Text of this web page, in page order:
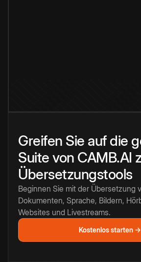
Greifen Sie auf die
Suite von CAMB.AI
Übersetzungstools
Beginnen Sie mit der Übersetzung
Dokumenten, Sprache, Bildern,
Websites und Livestreams.
Kostenlos starten →